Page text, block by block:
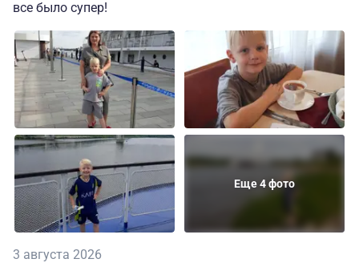
все было супер!
Еще 4 фото
3 августа 2026